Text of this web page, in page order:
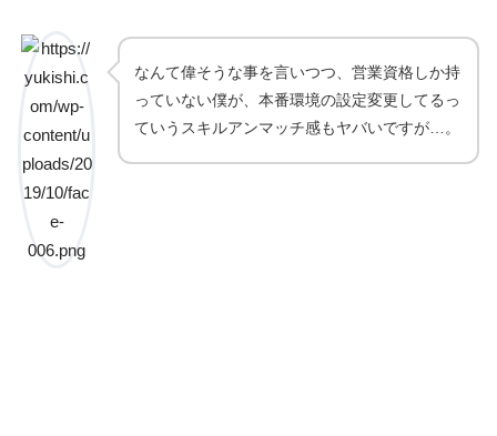
なんて偉そうな事を言いつつ、営業資格しか持
っていない僕が、本番環境の設定変更してるっ
ていうスキルアンマッチ感もヤバいですが…。